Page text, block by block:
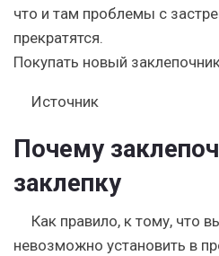
что и там проблемы с
прекратятся.
Покупать новый
Источник
Почему
заклепку
Как правило, к тому, что
невозможно установить в